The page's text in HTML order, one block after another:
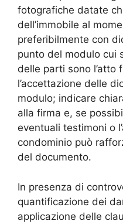
fotografiche datate
dell’immobile al
preferibilmente con
punto del modulo cui
delle parti sono l’atto
l’accettazione delle
modulo; indicare
alla firma e, se
eventuali testimoni o
condominio può
del documento.
In presenza di
quantificazione dei
applicazione delle